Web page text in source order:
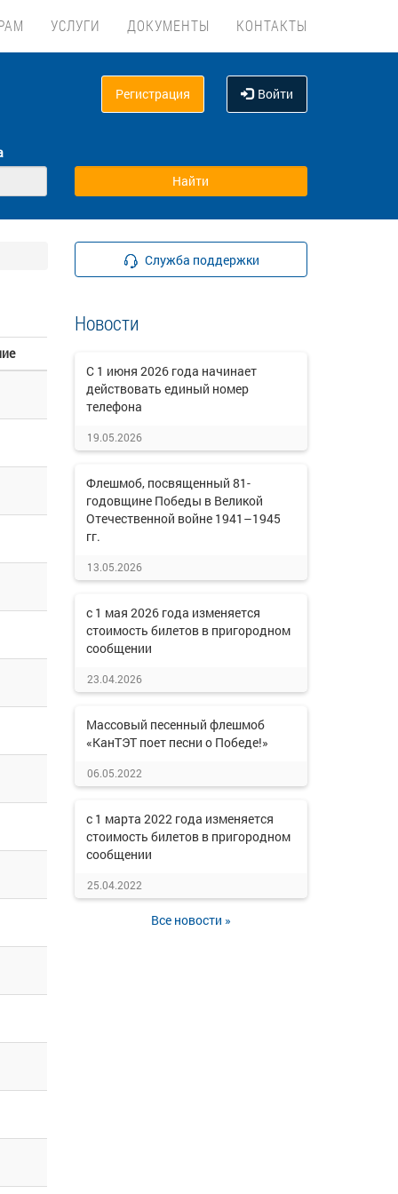
УСЛУГИ ДОКУМЕНТЫ КОНТАКТЫ
Регистрация Войти
Служба поддержки
Новости
C 1 июня 2026 года начинает
действовать единый номер
телефона
19.05.2026
Флешмоб, посвященный 81-
годовщине Победы в Великой
Отечественной войне 1941–1945
гг.
13.05.2026
с 1 мая 2026 года изменяется
стоимость билетов в пригородном
сообщении
23.04.2026
Массовый песенный флешмоб
«КанТЭТ поет песни о Победе!»
06.05.2022
с 1 марта 2022 года изменяется
стоимость билетов в пригородном
сообщении
25.04.2022
Все новости »